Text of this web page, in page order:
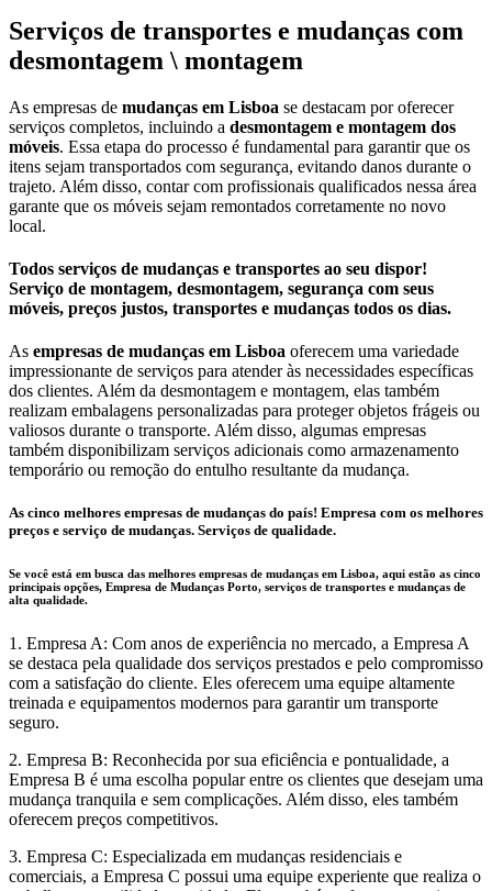
Serviços de transportes e mudanças com
desmontagem \ montagem
As empresas de mudanças em Lisboa se destacam por oferecer
serviços completos, incluindo a desmontagem e montagem dos
móveis. Essa etapa do processo é fundamental para garantir que os
itens sejam transportados com segurança, evitando danos durante o
trajeto. Além disso, contar com profissionais qualificados nessa área
garante que os móveis sejam remontados corretamente no novo
local.
Todos serviços de mudanças e transportes ao seu dispor!
Serviço de montagem, desmontagem, segurança com seus
móveis, preços justos, transportes e mudanças todos os dias.
As empresas de mudanças em Lisboa oferecem uma variedade
impressionante de serviços para atender às necessidades específicas
dos clientes. Além da desmontagem e montagem, elas também
realizam embalagens personalizadas para proteger objetos frágeis ou
valiosos durante o transporte. Além disso, algumas empresas
também disponibilizam serviços adicionais como armazenamento
temporário ou remoção do entulho resultante da mudança.
As cinco melhores empresas de mudanças do país! Empresa com os melhores
preços e serviço de mudanças. Serviços de qualidade.
Se você está em busca das melhores empresas de mudanças em Lisboa, aqui estão as cinco
principais opções, Empresa de Mudanças Porto, serviços de transportes e mudanças de
alta qualidade.
1. Empresa A: Com anos de experiência no mercado, a Empresa A
se destaca pela qualidade dos serviços prestados e pelo compromisso
com a satisfação do cliente. Eles oferecem uma equipe altamente
treinada e equipamentos modernos para garantir um transporte
seguro.
2. Empresa B: Reconhecida por sua eficiência e pontualidade, a
Empresa B é uma escolha popular entre os clientes que desejam uma
mudança tranquila e sem complicações. Além disso, eles também
oferecem preços competitivos.
3. Empresa C: Especializada em mudanças residenciais e
comerciais, a Empresa C possui uma equipe experiente que realiza o